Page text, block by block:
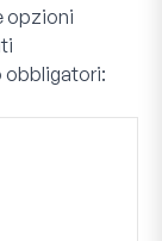
opzioni
obbligatori: